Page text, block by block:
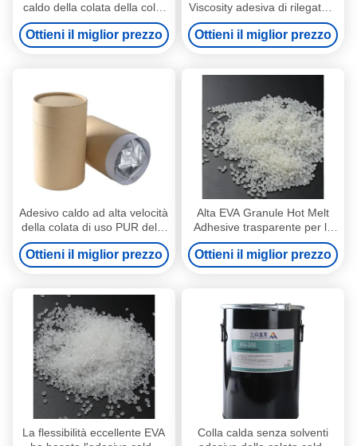
caldo della colata della colla
PUR del poliuretano della
componente per la rilegatura
di libro
Ottieni il miglior prezzo
Viscosity adesiva di rilegatura
di termoresistenza
Ottieni il miglior prezzo
Adesivo caldo ad alta velocità
della colata di uso PUR della
macchina per la colla del
poliuretano della rilegatura di
libro
Ottieni il miglior prezzo
Alta EVA Granule Hot Melt
Adhesive trasparente per la
colla del lato della rilegatura
di libro
Ottieni il miglior prezzo
La flessibilità eccellente EVA
Colla calda senza solventi